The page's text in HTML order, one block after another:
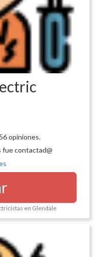
opiniones.
fue contactad@
en Glendale